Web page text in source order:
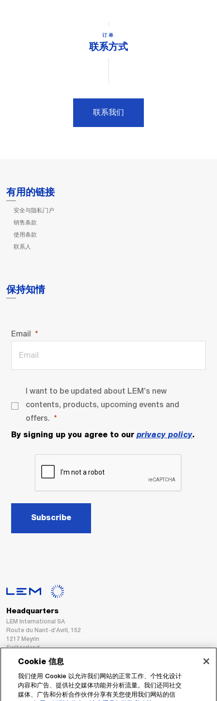
订单
联系方式
联系我们
有用的链接
安全与隐私门户
销售条款
使用条款
联系人
保持知情
Email
I want to be updated about LEM’s new
contents, products, upcoming events and
offers.
By signing up you agree to our privacy policy.
Subscribe
Headquarters
LEM International SA
Route du Nant-d’Avril, 152
1217 Meyrin
Switzerland
Fax : +41 22 794 94 78
Cookie 信息
我们使用 Cookie 以允许我们网站的正常工作、个性化设计
内容和广告、提供社交媒体功能并分析流量。我们还同社交
媒体、广告和分析合作伙伴分享有关您使用我们网站的信